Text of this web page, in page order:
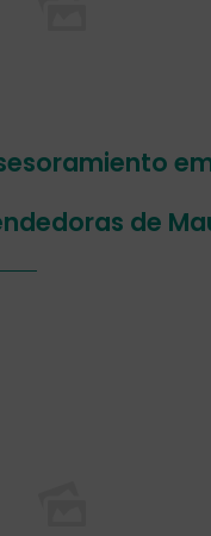
de